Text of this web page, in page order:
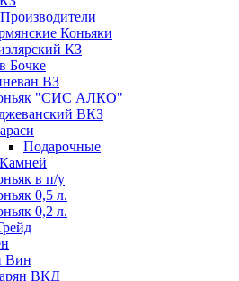
Коньяки
КЗ
Бочке
ВЗ
"СИС АЛКО"
ВКЗ
Подарочные
в п/у
0,5 л.
0,2 л.
Вин
ВКД